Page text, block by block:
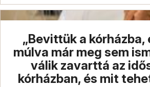
„Bevittük a kórházba,
múlva már meg sem
válik zavarttá az
kórházban, és mit